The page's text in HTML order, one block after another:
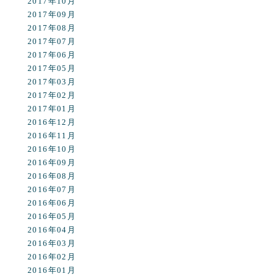
2017年09月
2017年08月
2017年07月
2017年06月
2017年05月
2017年03月
2017年02月
2017年01月
2016年12月
2016年11月
2016年10月
2016年09月
2016年08月
2016年07月
2016年06月
2016年05月
2016年04月
2016年03月
2016年02月
2016年01月